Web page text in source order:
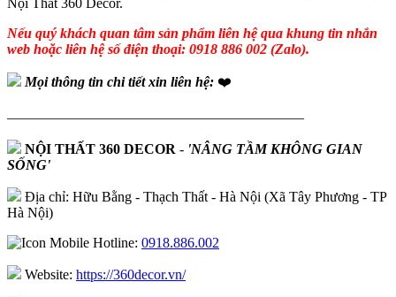
Nếu quý khách quan tâm sản phẩm liên hệ qua khung tin nhắn
web hoặc liên hệ số điện thoại: 0918 886 002 (Zalo).
Mọi thông tin chi tiết xin liên hệ: ❤️
—————————————————————
NỘI THẤT 360 DECOR - 'NÂNG TẦM KHÔNG GIAN
SỐNG'
Địa chỉ: Hữu Bằng - Thạch Thất - Hà Nội (Xã Tây Phương - TP
Hà Nội)
Hotline: 0918.886.002
Website: https://360decor.vn/